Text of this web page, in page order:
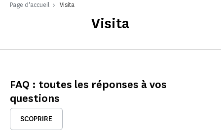
Page d'accueil Visita
Visita
FAQ : toutes les réponses à vos
questions
SCOPRIRE